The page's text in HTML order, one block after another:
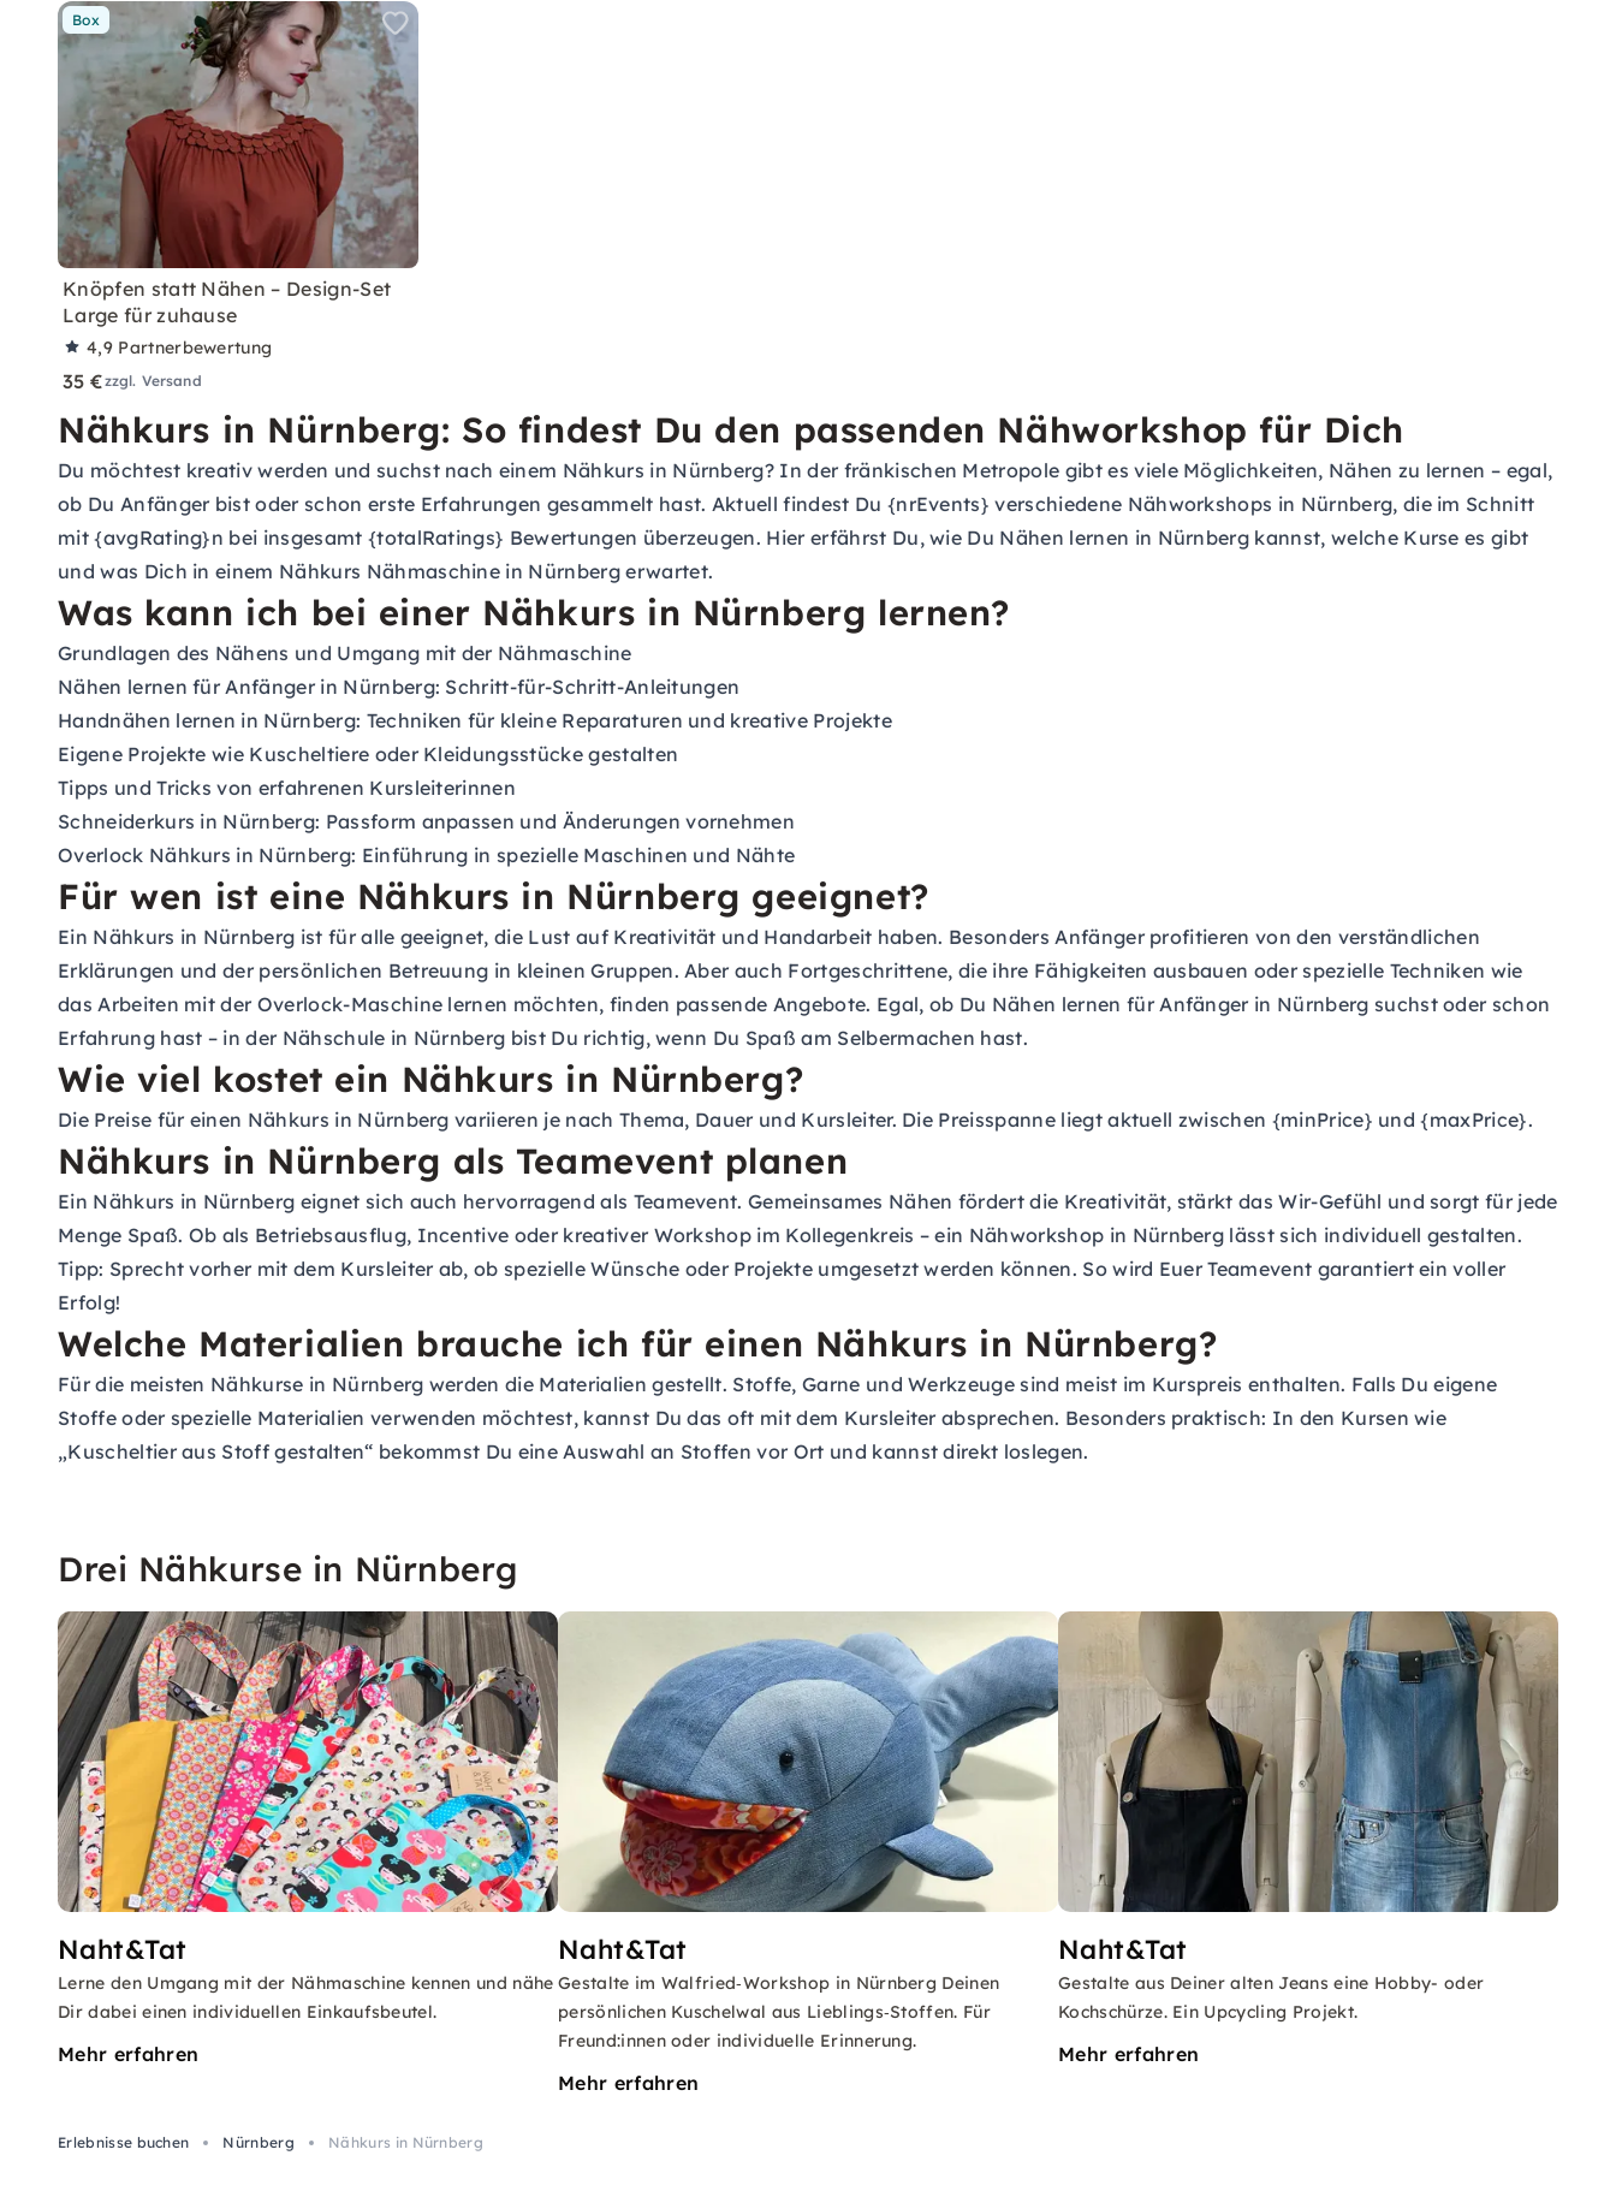
Box
Knöpfen statt Nähen – Design-Set
Large für zuhause
4,9 Partnerbewertung
35 €zzgl. Versand
Nähkurs in Nürnberg: So findest Du den passenden Nähworkshop für Dich
Du möchtest kreativ werden und suchst nach einem Nähkurs in Nürnberg? In der fränkischen Metropole gibt es viele Möglichkeiten, Nähen zu lernen – egal,
ob Du Anfänger bist oder schon erste Erfahrungen gesammelt hast. Aktuell findest Du {nrEvents} verschiedene Nähworkshops in Nürnberg, die im Schnitt
mit {avgRating}n bei insgesamt {totalRatings} Bewertungen überzeugen. Hier erfährst Du, wie Du Nähen lernen in Nürnberg kannst, welche Kurse es gibt
und was Dich in einem Nähkurs Nähmaschine in Nürnberg erwartet.
Was kann ich bei einer Nähkurs in Nürnberg lernen?
Grundlagen des Nähens und Umgang mit der Nähmaschine
Nähen lernen für Anfänger in Nürnberg: Schritt-für-Schritt-Anleitungen
Handnähen lernen in Nürnberg: Techniken für kleine Reparaturen und kreative Projekte
Eigene Projekte wie Kuscheltiere oder Kleidungsstücke gestalten
Tipps und Tricks von erfahrenen Kursleiterinnen
Schneiderkurs in Nürnberg: Passform anpassen und Änderungen vornehmen
Overlock Nähkurs in Nürnberg: Einführung in spezielle Maschinen und Nähte
Für wen ist eine Nähkurs in Nürnberg geeignet?
Ein Nähkurs in Nürnberg ist für alle geeignet, die Lust auf Kreativität und Handarbeit haben. Besonders Anfänger profitieren von den verständlichen
Erklärungen und der persönlichen Betreuung in kleinen Gruppen. Aber auch Fortgeschrittene, die ihre Fähigkeiten ausbauen oder spezielle Techniken wie
das Arbeiten mit der Overlock-Maschine lernen möchten, finden passende Angebote. Egal, ob Du Nähen lernen für Anfänger in Nürnberg suchst oder schon
Erfahrung hast – in der Nähschule in Nürnberg bist Du richtig, wenn Du Spaß am Selbermachen hast.
Wie viel kostet ein Nähkurs in Nürnberg?
Die Preise für einen Nähkurs in Nürnberg variieren je nach Thema, Dauer und Kursleiter. Die Preisspanne liegt aktuell zwischen {minPrice} und {maxPrice}.
Nähkurs in Nürnberg als Teamevent planen
Ein Nähkurs in Nürnberg eignet sich auch hervorragend als Teamevent. Gemeinsames Nähen fördert die Kreativität, stärkt das Wir-Gefühl und sorgt für jede
Menge Spaß. Ob als Betriebsausflug, Incentive oder kreativer Workshop im Kollegenkreis – ein Nähworkshop in Nürnberg lässt sich individuell gestalten.
Tipp: Sprecht vorher mit dem Kursleiter ab, ob spezielle Wünsche oder Projekte umgesetzt werden können. So wird Euer Teamevent garantiert ein voller
Erfolg!
Welche Materialien brauche ich für einen Nähkurs in Nürnberg?
Für die meisten Nähkurse in Nürnberg werden die Materialien gestellt. Stoffe, Garne und Werkzeuge sind meist im Kurspreis enthalten. Falls Du eigene
Stoffe oder spezielle Materialien verwenden möchtest, kannst Du das oft mit dem Kursleiter absprechen. Besonders praktisch: In den Kursen wie
„Kuscheltier aus Stoff gestalten“ bekommst Du eine Auswahl an Stoffen vor Ort und kannst direkt loslegen.
Drei Nähkurse in Nürnberg
Naht&Tat
Lerne den Umgang mit der Nähmaschine kennen und nähe
Dir dabei einen individuellen Einkaufsbeutel.
Mehr erfahren
Naht&Tat
Gestalte im Walfried‑Workshop in Nürnberg Deinen
persönlichen Kuschelwal aus Lieblings‑Stoffen. Für
Freund:innen oder individuelle Erinnerung.
Mehr erfahren
Naht&Tat
Gestalte aus Deiner alten Jeans eine Hobby- oder
Kochschürze. Ein Upcycling Projekt.
Mehr erfahren
Erlebnisse buchen Nürnberg Nähkurs in Nürnberg